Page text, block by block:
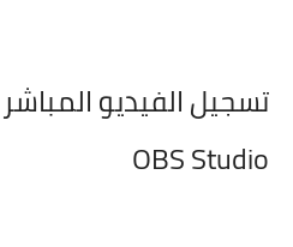
تسجيل الفيديو
OBS Studio